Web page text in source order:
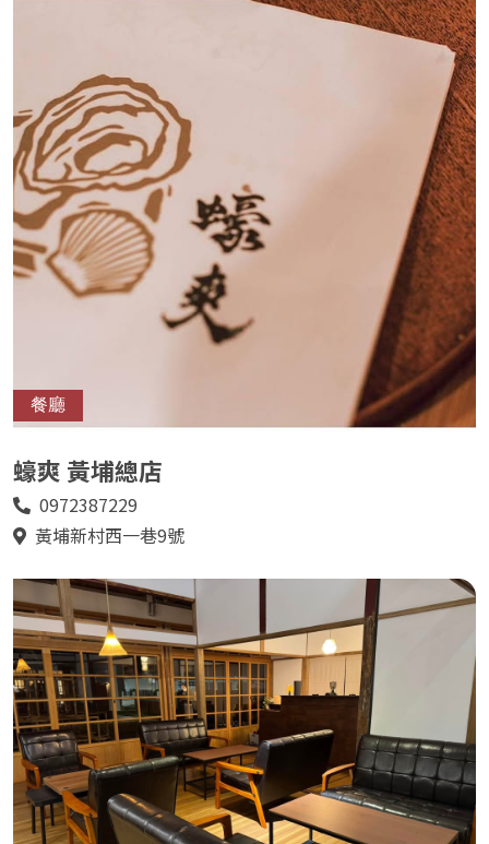
餐廳
蠔爽 黃埔總店
電0972387229
地黃埔新村西一巷9號